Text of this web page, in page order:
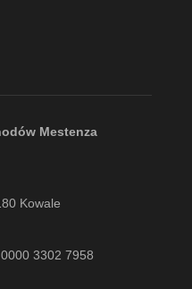
Mestenza
Kowale
3302 7958